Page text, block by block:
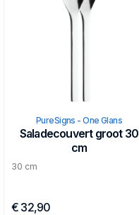
PureSigns - One Glans
Saladecouvert groot 30
cm
30 cm
€ 32,90